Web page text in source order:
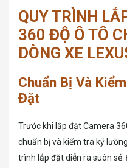
QUY TRÌNH
360 ĐỘ Ô TÔ
DÒNG XE
Chuẩn Bị Và
Đặt
Trước khi lắp đặt Camera
chuẩn bị và kiểm tra kỹ
trình lắp đặt diễn ra suôn